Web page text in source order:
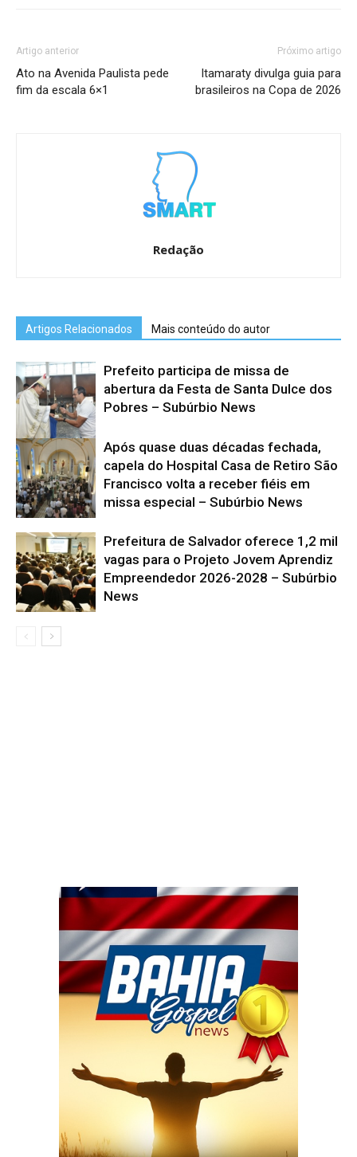
Artigo anterior
Ato na Avenida Paulista pede
fim da escala 6×1
Próximo artigo
Itamaraty divulga guia para
brasileiros na Copa de 2026
Redação
Artigos Relacionados Mais conteúdo do autor
Prefeito participa de missa de
abertura da Festa de Santa Dulce dos
Pobres – Subúrbio News
Após quase duas décadas fechada,
capela do Hospital Casa de Retiro São
Francisco volta a receber fiéis em
missa especial – Subúrbio News
Prefeitura de Salvador oferece 1,2 mil
vagas para o Projeto Jovem Aprendiz
Empreendedor 2026-2028 – Subúrbio
News